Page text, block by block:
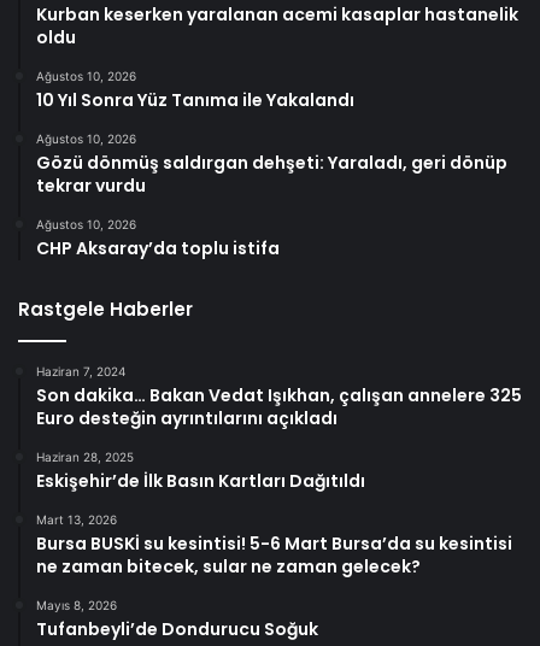
Kurban keserken yaralanan acemi kasaplar hastanelik
oldu
Ağustos 10, 2026
10 Yıl Sonra Yüz Tanıma ile Yakalandı
Ağustos 10, 2026
Gözü dönmüş saldırgan dehşeti: Yaraladı, geri dönüp
tekrar vurdu
Ağustos 10, 2026
CHP Aksaray’da toplu istifa
Rastgele Haberler
Haziran 7, 2024
Son dakika… Bakan Vedat Işıkhan, çalışan annelere 325
Euro desteğin ayrıntılarını açıkladı
Haziran 28, 2025
Eskişehir’de İlk Basın Kartları Dağıtıldı
Mart 13, 2026
Bursa BUSKİ su kesintisi! 5-6 Mart Bursa’da su kesintisi
ne zaman bitecek, sular ne zaman gelecek?
Mayıs 8, 2026
Tufanbeyli’de Dondurucu Soğuk